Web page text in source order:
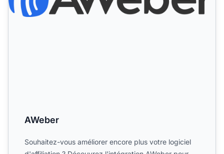
AWeber
Souhaitez-vous améliorer encore plus votre logiciel